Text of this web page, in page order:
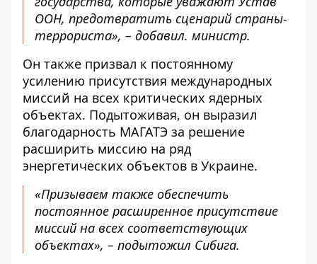
ООН, предотвратить сценарий страны-
террориста», – добавил. министр.
Он также призвал к постоянному
усилению присутствия международных
миссий на всех критических ядерных
объектах. Подытоживая, он выразил
благодарность МАГАТЭ за решение
расширить миссию на ряд
энергетических объектов в Украине.
«Призываем также обеспечить
постоянное расширенное присутствие
миссий на всех соответствующих
объектах», – подытожил Сибига.